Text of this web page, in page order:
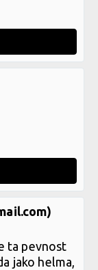
ta pevnost
jako helma,